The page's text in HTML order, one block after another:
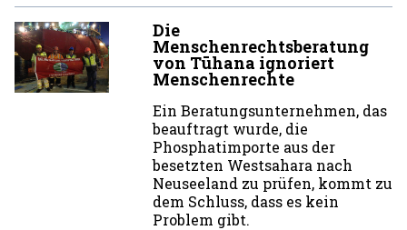
Die
Menschenrechtsberatung
von Tūhana ignoriert
Menschenrechte
Ein Beratungsunternehmen, das
beauftragt wurde, die
Phosphatimporte aus der
besetzten Westsahara nach
Neuseeland zu prüfen, kommt zu
dem Schluss, dass es kein
Problem gibt.